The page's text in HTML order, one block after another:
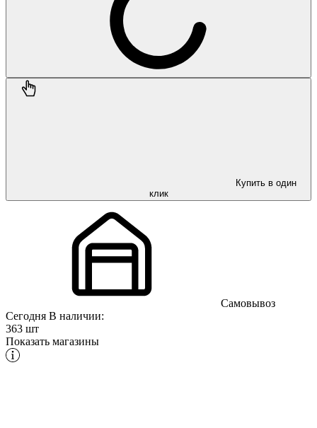
Купить в один
клик
Самовывоз
Сегодня В наличии:
363 шт
Показать магазины